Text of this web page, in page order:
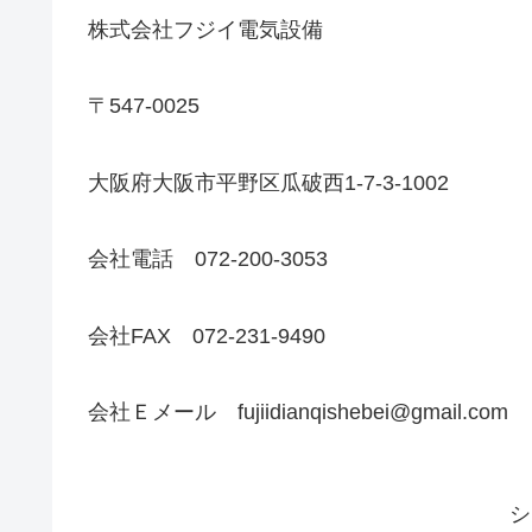
株式会社フジイ電気設備
〒547-0025
大阪府大阪市平野区瓜破西1-7-3-1002
会社電話 072-200-3053
会社FAX 072-231-9490
会社Ｅメール fujiidianqishebei@gmail.com